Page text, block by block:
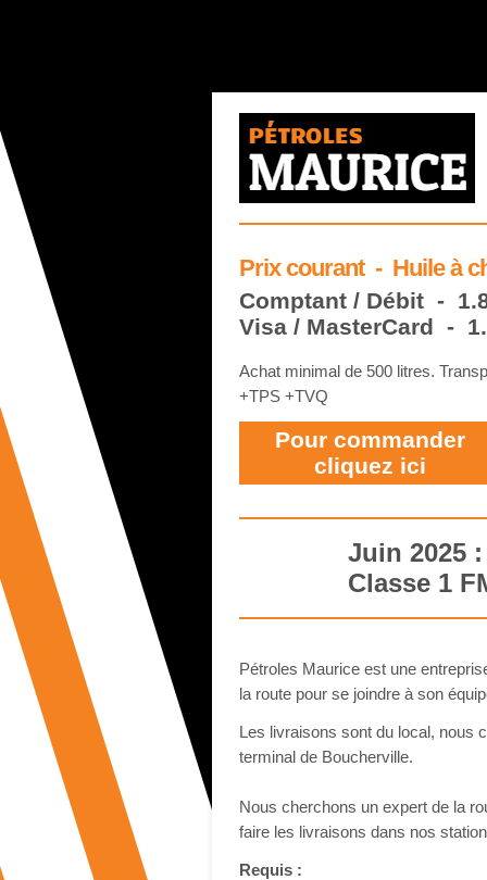
Prix courant - Huile à
Comptant / Débit -
Visa / MasterCard -
Achat minimal de 500 litres.
+TPS +TVQ
Pour commander
cliquez ici
Juin 2025
Classe 1
Pétroles Maurice est une
la route pour se joindre à son
Les livraisons sont du local, nous
terminal de Boucherville.
Nous cherchons un expert de la
faire les livraisons dans nos
Requis :